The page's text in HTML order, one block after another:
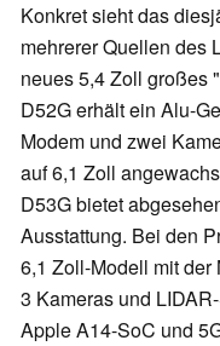
Konkret sieht das
mehrerer Quellen des
neues 5,4 Zoll großes
D52G erhält ein Alu-
Modem und zwei
auf 6,1 Zoll
D53G bietet
Ausstattung. Bei den
6,1 Zoll-Modell mit
3 Kameras und
Apple A14-SoC und